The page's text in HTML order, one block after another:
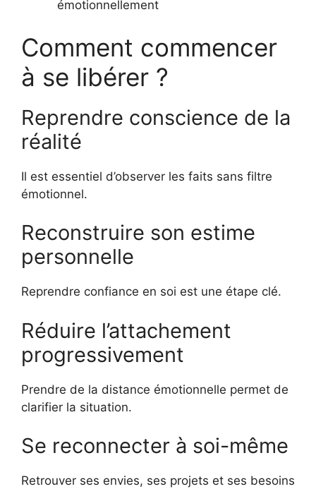
émotionnellement
Comment commencer
à se libérer ?
Reprendre conscience de la
réalité
Il est essentiel d’observer les faits sans filtre
émotionnel.
Reconstruire son estime
personnelle
Reprendre confiance en soi est une étape clé.
Réduire l’attachement
progressivement
Prendre de la distance émotionnelle permet de
clarifier la situation.
Se reconnecter à soi-même
Retrouver ses envies, ses projets et ses besoins